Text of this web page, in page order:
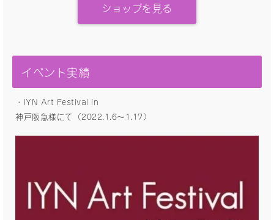
ショップを見る
イベント実績
・IYN Art Festival in
神戸阪急様にて（2022.1.6〜1.17）